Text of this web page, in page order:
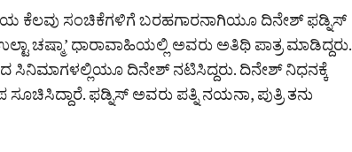
ಕೆಲವು ಸಂಚಿಕೆಗಳಿಗೆ ಬರಹಗಾರನಾಗಿಯೂ ದಿನೇಶ್ ಫಡ್ನಿಸ್
ಚಷ್ಮಾ’ ಧಾರಾವಾಹಿಯಲ್ಲಿ ಅವರು ಅತಿಥಿ ಪಾತ್ರ ಮಾಡಿದ್ದರು.
ಸಿನಿಮಾಗಳಲ್ಲಿಯೂ ದಿನೇಶ್​ ನಟಿಸಿದ್ದರು. ದಿನೇಶ್​​ ನಿಧನಕ್ಕೆ
ಫಡ್ನಿಸ್‌ ಅವರು ಪತ್ನಿ ನಯನಾ, ಪುತ್ರಿ ತನು